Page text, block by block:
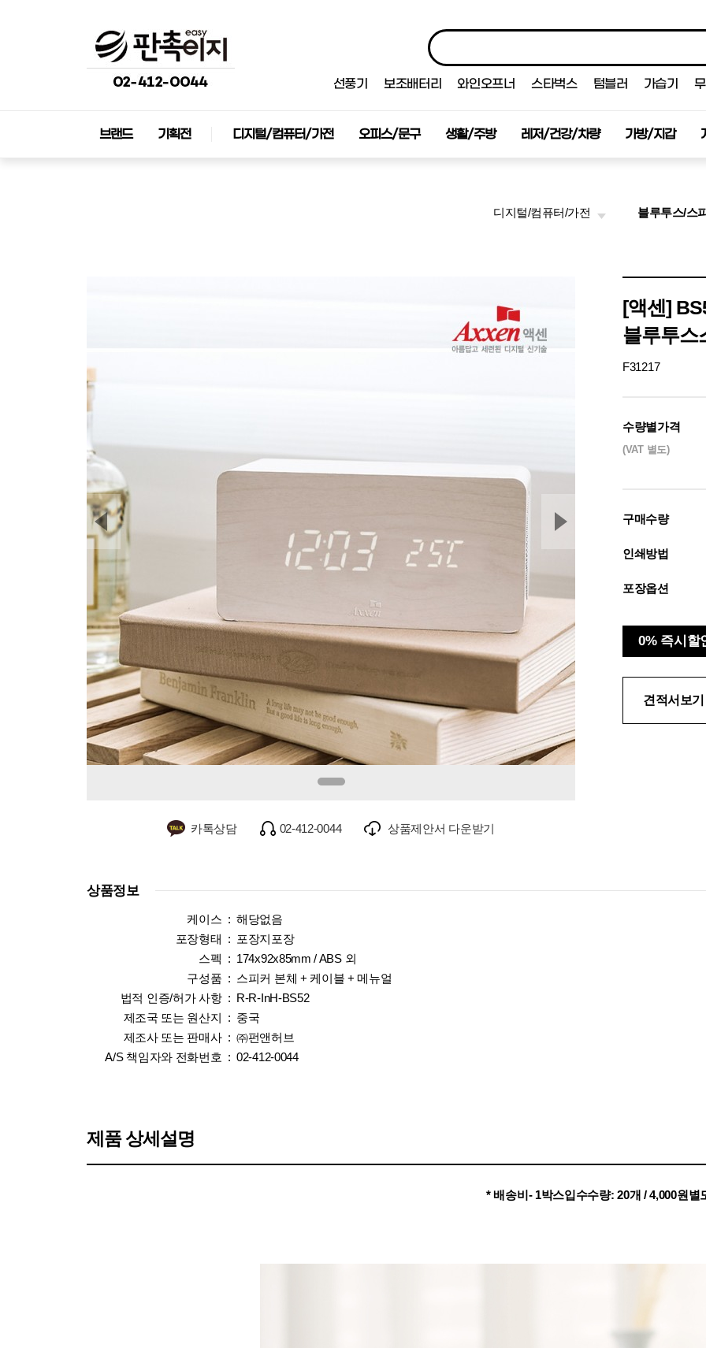
선풍기 보조배터리 와인오프너 스타벅스 텀블러 가습기
브랜드 기획전 디지털/컴퓨터/가전 오피스/문구 생활/주방 레저/건강/차량 가방/지갑
디지털/컴퓨터/가전 블루투스/스
카톡상담 02-412-0044 상품제안서 다운받기
[액센]
블루투스
F31217
수량별가격
(VAT 별도)
구매수량
인쇄방법
포장옵션
0% 즉시할
견적서보기
상품정보
케이스 : 해당없음
포장형태 : 포장지포장
스펙 : 174x92x85mm / ABS 외
구성품 : 스피커 본체 + 케이블 + 메뉴얼
법적 인증/허가 사항 : R-R-InH-BS52
제조국 또는 원산지 : 중국
제조사 또는 판매사 : ㈜펀앤허브
A/S 책임자와 전화번호 : 02-412-0044
제품 상세설명
* 배송비- 1박스입수수량: 20개 / 4,000원별